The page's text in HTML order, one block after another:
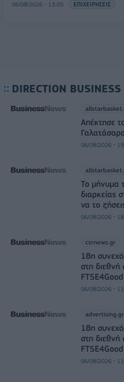
06/08/2026 - 13:05 ΕΠΙΧΕΙΡΗΣΕΙΣ
DIRECTION
Απέκτησε
06/08/2026 -
Το μήνυμα
διαρκείας
να το
06/08/2026 -
csrnews.gr
18η
στη διεθνή
FTSE4Good
06/08/2026 -
advertising.gr
18η
στη διεθνή
FTSE4Good
06/08/2026 -